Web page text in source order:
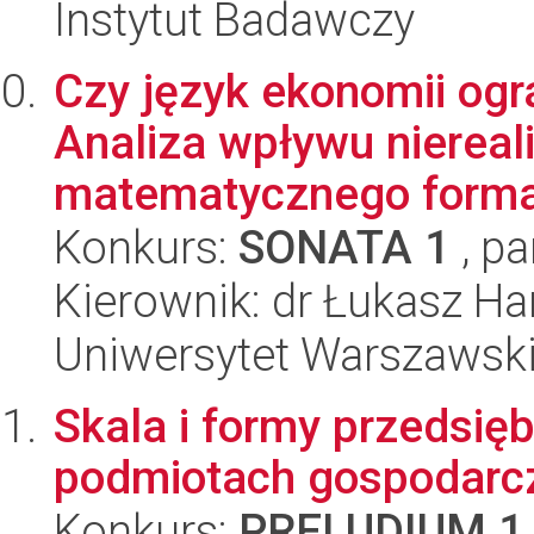
Instytut Badawczy
Czy język ekonomii
Analiza wpływu
matematycznego
Konkurs: SONATA 1 ,
Kierownik: dr Łukasz
Uniwersytet
Skala i formy
podmiotach